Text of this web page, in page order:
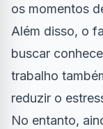
os momentos
Além disso, o
buscar
trabalho
reduzir o
No entanto,